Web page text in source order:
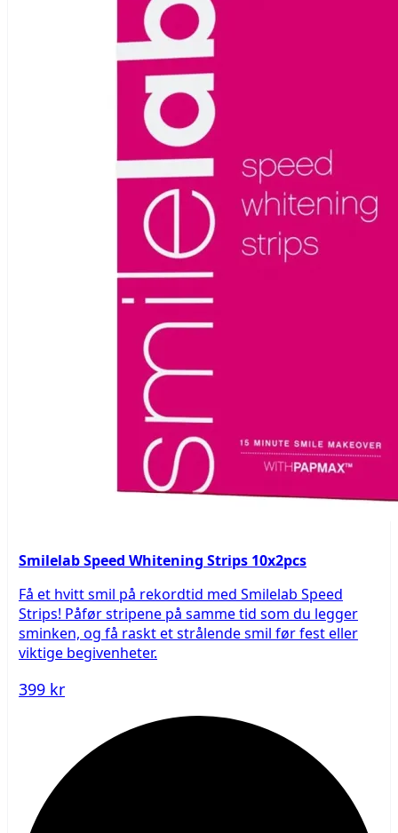
Smilelab Speed Whitening Strips 10x2pcs
Få et hvitt smil på rekordtid med Smilelab Speed
Strips! Påfør stripene på samme tid som du legger
sminken, og få raskt et strålende smil før fest eller
viktige begivenheter.
399 kr